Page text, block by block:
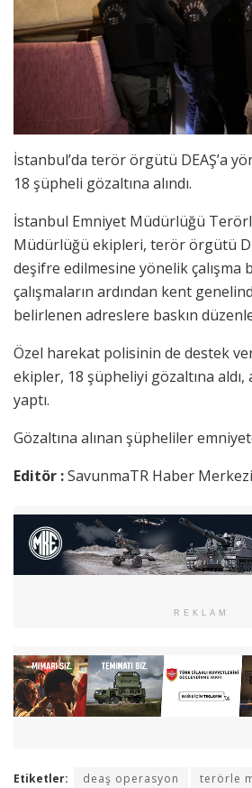
İstanbul’da terör örgütü DEAŞ’a
18 şüpheli gözaltına alındı.
İstanbul Emniyet Müdürlüğü
Müdürlüğü ekipleri, terör örgütü
deşifre edilmesine yönelik çalışma
çalışmaların ardından kent
belirlenen adreslere baskın
Özel harekat polisinin de destek
ekipler, 18 şüpheliyi gözaltına
yaptı.
Gözaltına alınan şüpheliler
Editör :SavunmaTR Haber Merkezi
REKLAM
Etiketler: deaş operasyon terörle